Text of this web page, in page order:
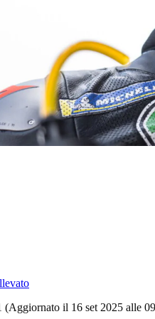
(Aggiornato il 16 set 2025 alle